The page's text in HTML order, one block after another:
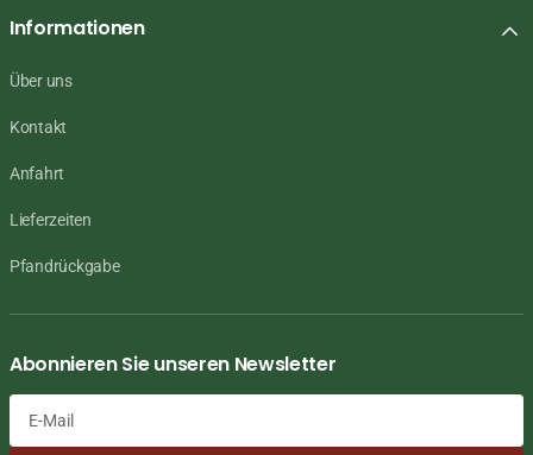
Informationen
Über uns
Kontakt
Anfahrt
Lieferzeiten
Pfandrückgabe
Abonnieren Sie unseren Newsletter